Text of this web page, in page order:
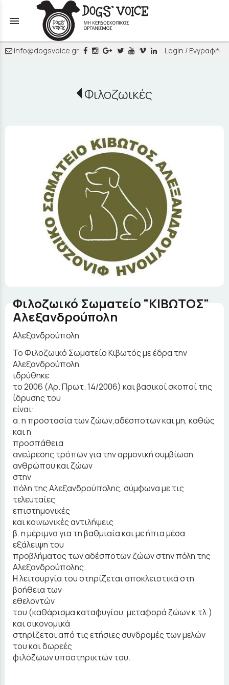
menu
info@dogsvoice.gr Login / Εγγραφή
Φιλοζωικές
Φιλοζωικό Σωματείο "ΚΙΒΩΤΟΣ"
Αλεξανδρούπολη
Αλεξανδρούπολη
Το Φιλοζωικό Σωματείο Κιβωτός με έδρα την
Αλεξανδρούπολη
ιδρύθηκε
το 2006 (Αρ. Πρωτ. 14/2006) και βασικοί σκοποί της
ίδρυσης του
είναι:
α. η προστασία των ζώων,αδέσποτων και μη, καθώς
και η
προσπάθεια
ανεύρεσης τρόπων για την αρμονική συμβίωση
ανθρώπου και ζώων
στην
πόλη της Αλεξανδρούπολης, σύμφωνα με τις
τελευταίες
επιστημονικές
και κοινωνικές αντιλήψεις
β. η μέριμνα για τη βαθμιαία και με ήπια μέσα
εξάλειψη του
προβλήματος των αδέσποτων ζώων στην πόλη της
Αλεξανδρούπολης.
Η λειτουργία του στηρίζεται αποκλειστικά στη
βοήθεια των
εθελοντών
του (καθάρισμα καταφυγίου, μεταφορά ζώων κ.τλ.)
και οικονομικά
στηρίζεται από τις ετήσιες συνδρομές των μελών
του και δωρεές
φιλόζωων υποστηρικτών του.